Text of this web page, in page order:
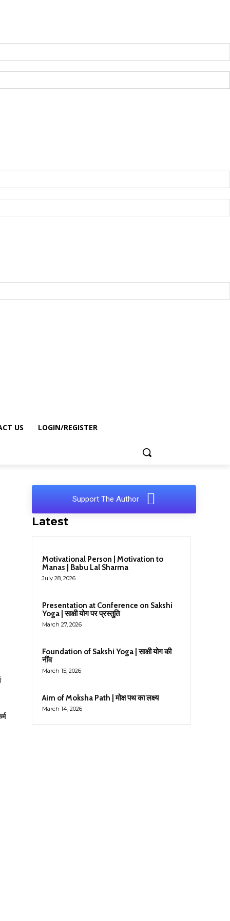
US LOGIN/REGISTER
Support The Author
Latest
Motivational Person | Motivation to
Manas | Babu Lal Sharma
July 28, 2026
Presentation at Conference on Sakshi
Yoga | साक्षी योग पर प्रस्तुति
March 27, 2026
Foundation of Sakshi Yoga | साक्षी योग की
नींव
March 15, 2026
Aim of Moksha Path | मोक्ष पथ का लक्ष्य
March 14, 2026